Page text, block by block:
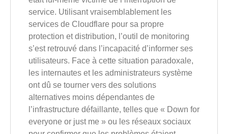
service. Utilisant vraisemblablement les
services de Cloudflare pour sa propre
protection et distribution, l’outil de monitoring
s’est retrouvé dans l’incapacité d’informer ses
utilisateurs. Face à cette situation paradoxale,
les internautes et les administrateurs système
ont dû se tourner vers des solutions
alternatives moins dépendantes de
l’infrastructure défaillante, telles que « Down for
everyone or just me » ou les réseaux sociaux